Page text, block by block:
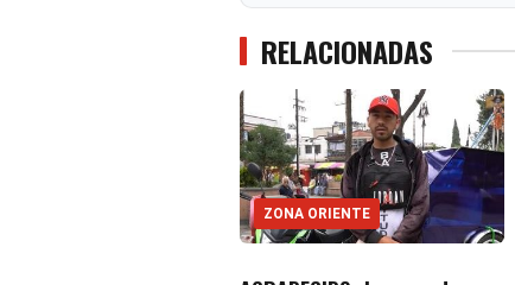
RELACIONADAS
ZONA ORIENTE